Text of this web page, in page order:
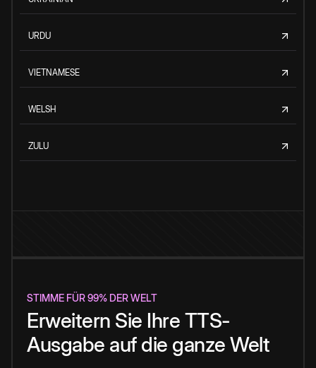
URDU
VIETNAMESE
WELSH
ZULU
STIMME FÜR 99% DER WELT
Erweitern Sie Ihre TTS-
Ausgabe auf die ganze Welt